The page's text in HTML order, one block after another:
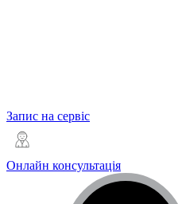
Запис на сервіс
Онлайн консультація